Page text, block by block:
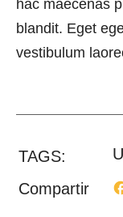
hac maecenas
blandit. Eget
vestibulum
TAGS:
Compartir